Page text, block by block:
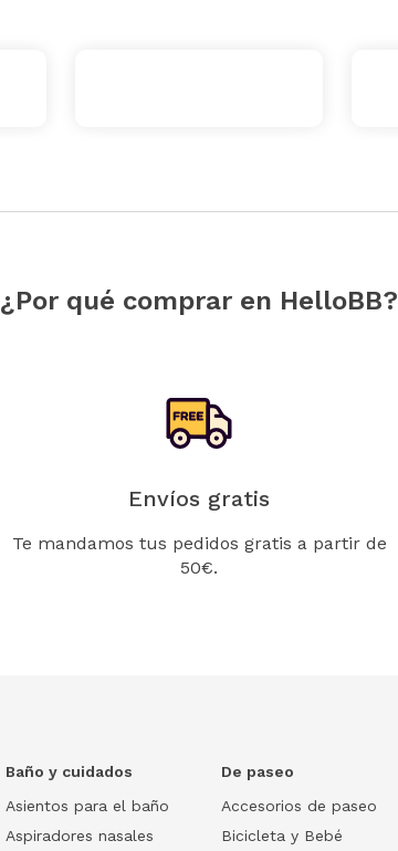
¿Por qué comprar en HelloBB?
Envíos gratis
Te mandamos tus pedidos gratis a partir de
50€.
Baño y cuidados
Asientos para el baño
Aspiradores nasales
De paseo
Accesorios de paseo
Bicicleta y Bebé